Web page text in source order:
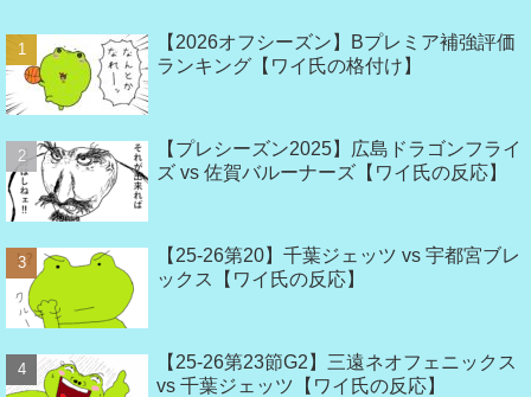
【2026オフシーズン】Bプレミア補強評価
ランキング【ワイ氏の格付け】
【プレシーズン2025】広島ドラゴンフライ
ズ vs 佐賀バルーナーズ【ワイ氏の反応】
【25-26第20】千葉ジェッツ vs 宇都宮ブレ
ックス【ワイ氏の反応】
【25-26第23節G2】三遠ネオフェニックス
vs 千葉ジェッツ【ワイ氏の反応】